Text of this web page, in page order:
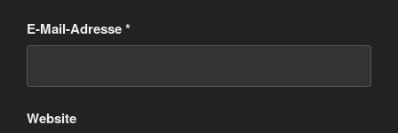
E-Mail-Adresse*
Website